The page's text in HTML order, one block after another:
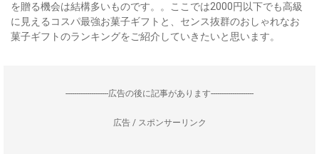
を贈る機会は結構多いものです。。ここでは2000円以下でも高級
に見えるコスパ最強お菓子ギフトと、センス抜群のおしゃれなお
菓子ギフトのランキングをご紹介していきたいと思います。
--------------------広告の後に記事があります--------------------
広告 / スポンサーリンク